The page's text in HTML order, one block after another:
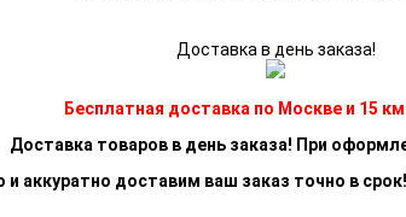
Доставка в день заказа!
Бесплатная доставка по Москве и 15
Доставка товаров в день заказа! При
и аккуратно доставим ваш заказ точно в